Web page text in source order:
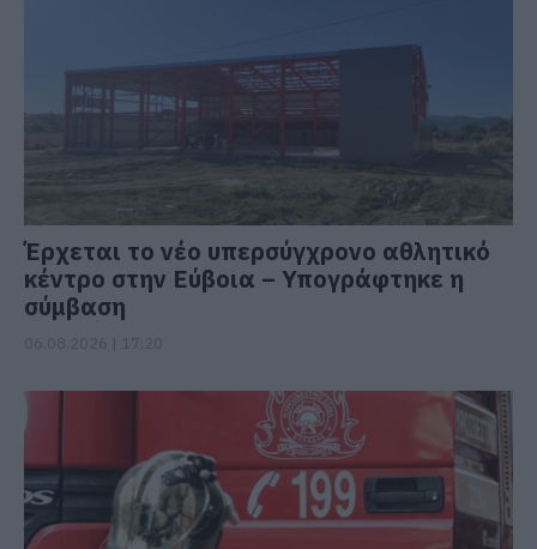
Έρχεται το νέο υπερσύγχρονο αθλητικό
κέντρο στην Εύβοια – Υπογράφτηκε η
σύμβαση